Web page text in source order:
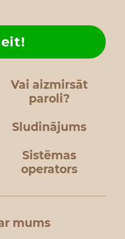
Vai aizmirsāt
paroli?
Sludinājums
Sistēmas
operators
mums